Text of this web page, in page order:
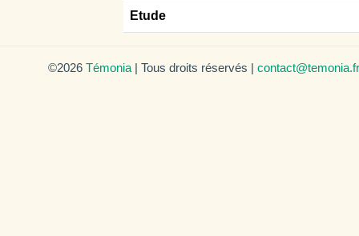
Etude
©2026 Témonia | Tous droits réservés | contact@temonia.fr